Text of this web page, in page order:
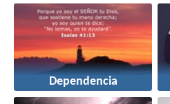
Dependencia